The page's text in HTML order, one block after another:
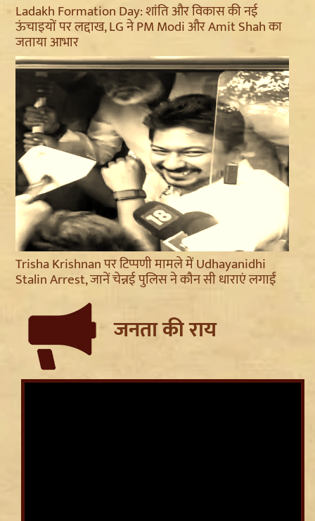
Ladakh Formation Day: शांति और विकास की नई
ऊंचाइयों पर लद्दाख, LG ने PM Modi और Amit Shah का
जताया आभार
Trisha Krishnan पर टिप्पणी मामले में Udhayanidhi
Stalin Arrest, जानें चेन्नई पुलिस ने कौन सी धाराएं लगाईं
जनता की राय